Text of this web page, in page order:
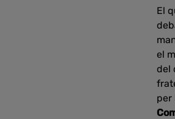
El
el
del
per